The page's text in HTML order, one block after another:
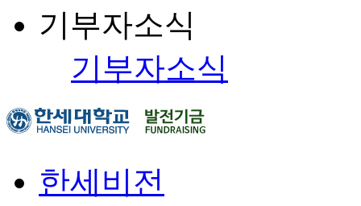
기부자소식
기부자소식
한세비전